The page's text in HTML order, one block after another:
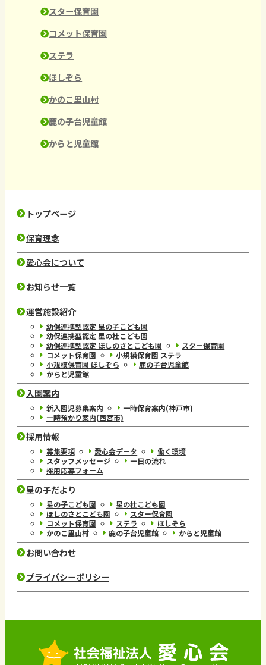
スター保育園
コメット保育園
ステラ
ほしぞら
かのこ里山村
鹿の子台児童館
からと児童館
トップページ
保育理念
愛心会について
お知らせ一覧
運営施設紹介
幼保連携型認定 星の子こども園
幼保連携型認定 星の杜こども園
幼保連携型認定 ほしのさとこども園
スター保育園
コメット保育園
小規模保育園 ステラ
小規模保育園 ほしぞら
鹿の子台児童館
からと児童館
入園案内
新入園児募集案内
一時保育案内(神戸市)
一時預かり案内(西宮市)
採用情報
募集要項 愛心会データ
働く環境
スタッフメッセージ
一日の流れ
採用応募フォーム
星の子だより
星の子こども園
星の杜こども園
ほしのさとこども園
スター保育園
コメット保育園
ステラ
ほしぞら
かのこ里山村
鹿の子台児童館 からと児童館
お問い合わせ
プライバシーポリシー